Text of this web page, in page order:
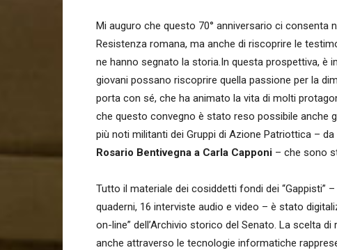
Mi auguro che questo 70° anniversario ci consenta
Resistenza romana, ma anche di riscoprire le
ne hanno segnato la storia.In questa prospettiva,
giovani possano riscoprire quella passione per la
porta con sé, che ha animato la vita di molti
che questo convegno è stato reso possibile anche
più noti militanti dei Gruppi di Azione Patriottica – da
Rosario Bentivegna a Carla Capponi – che sono
Tutto il materiale dei cosiddetti fondi dei “Gappisti”
quaderni, 16 interviste audio e video – è stato
on-line” dell’Archivio storico del Senato. La scelta
anche attraverso le tecnologie informatiche